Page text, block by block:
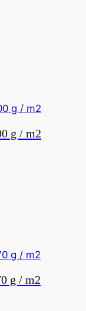
g / m2
g / m2